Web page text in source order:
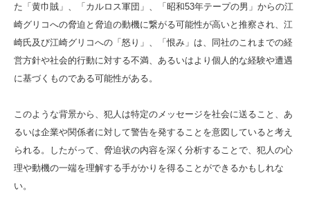
た「黄巾賊」、「カルロス軍団」、「昭和53年テープの男」からの江
崎グリコへの脅迫と脅迫の動機に繋がる可能性が高いと推察され、江
崎氏及び江崎グリコへの「怒り」、「恨み」は、同社のこれまでの経
営方針や社会的行動に対する不満、あるいはより個人的な経験や遭遇
に基づくものである可能性がある。
このような背景から、犯人は特定のメッセージを社会に送ること、あ
るいは企業や関係者に対して警告を発することを意図していると考え
られる。したがって、脅迫状の内容を深く分析することで、犯人の心
理や動機の一端を理解する手がかりを得ることができるかもしれな
い。